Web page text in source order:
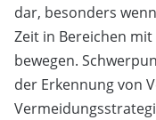
dar, besonders
Zeit in Bereichen
bewegen.
der Erkennung von